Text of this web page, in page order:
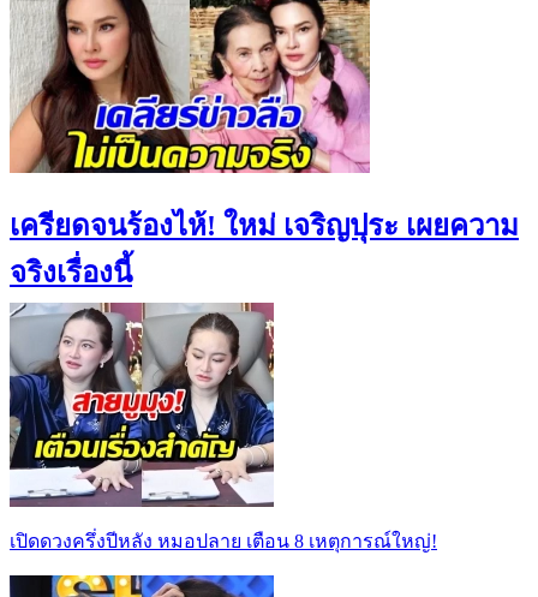
เครียดจนร้องไห้! ใหม่ เจริญปุระ เผยความ
จริงเรื่องนี้
เปิดดวงครึ่งปีหลัง หมอปลาย เตือน 8 เหตุการณ์ใหญ่!